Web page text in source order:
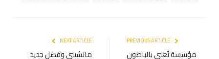
مؤسسة تُعنى بالباطون
NEXT ARTICLE
مانشيني وفصل جديد